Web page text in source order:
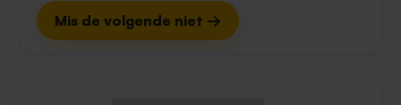
Mis de volgende niet →